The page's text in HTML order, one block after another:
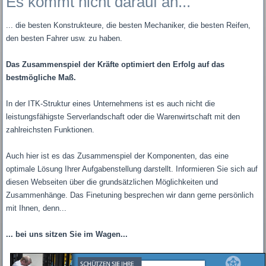
... die besten Konstrukteure, die besten Mechaniker, die besten Reifen,
den besten Fahrer usw. zu haben.
Das Zusammenspiel der Kräfte optimiert den Erfolg auf das
bestmögliche Maß.
In der ITK-Struktur eines Unternehmens ist es auch nicht die
leistungsfähigste Serverlandschaft oder die Warenwirtschaft mit den
zahlreichsten Funktionen.
Auch hier ist es das Zusammenspiel der Komponenten, das eine
optimale Lösung Ihrer Aufgabenstellung darstellt. Informieren Sie sich auf
diesen Webseiten über die grundsätzlichen Möglichkeiten und
Zusammenhänge. Das Finetuning besprechen wir dann gerne persönlich
mit Ihnen, denn...
... bei uns sitzen Sie im Wagen...